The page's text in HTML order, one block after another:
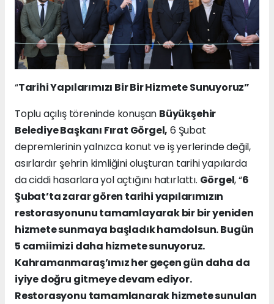
“Tarihi Yapılarımızı Bir Bir Hizmete Sunuyoruz”
Toplu açılış töreninde konuşan Büyükşehir
Belediye Başkanı Fırat Görgel, 6 Şubat
depremlerinin yalnızca konut ve iş yerlerinde değil,
asırlardır şehrin kimliğini oluşturan tarihi yapılarda
da ciddi hasarlara yol açtığını hatırlattı. Görgel, “6
Şubat’ta zarar gören tarihi yapılarımızın
restorasyonunu tamamlayarak bir bir yeniden
hizmete sunmaya başladık hamdolsun. Bugün
5 camiimizi daha hizmete sunuyoruz.
Kahramanmaraş’ımız her geçen gün daha da
iyiye doğru gitmeye devam ediyor.
Restorasyonu tamamlanarak hizmete sunulan